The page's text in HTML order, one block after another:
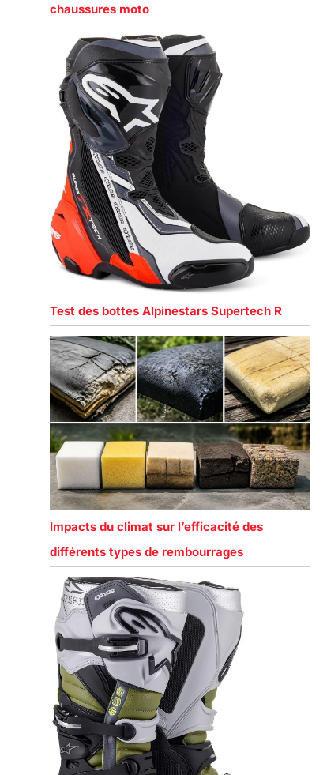
chaussures moto
Test des bottes Alpinestars Supertech R
Impacts du climat sur l’efficacité des
différents types de rembourrages